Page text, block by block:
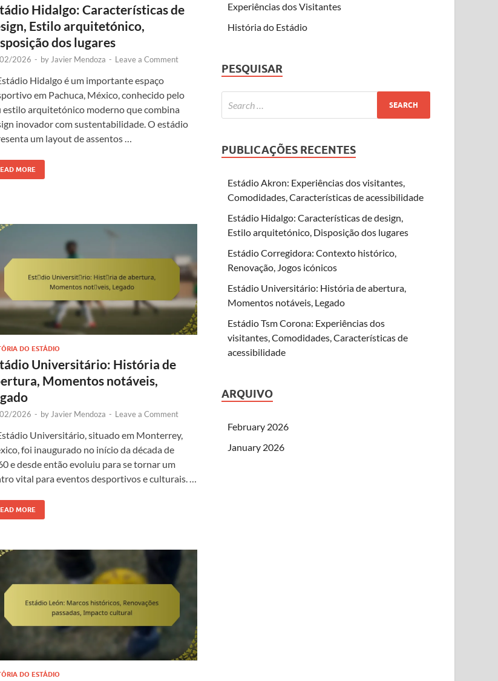
Hidalgo: Características de
Estilo arquitetónico,
dos lugares
2026 - byJavier Mendoza - Leave a Comment
Hidalgo é um importante espaço
em Pachuca, México, conhecido pelo
estilo arquitetónico moderno que combina
inovador com sustentabilidade. O estádio
um layout de assentos …
MORE
DO ESTÁDIO
Universitário: História de
Momentos notáveis,
2026 - by Javier Mendoza - Leave a Comment
Universitário, situado em Monterrey,
foi inaugurado no início da década de
e desde então evoluiu para se tornar um
vital para eventos desportivos e culturais. …
MORE
DO ESTÁDIO
Experiências dos Visitantes
História do Estádio
PESQUISAR
PUBLICAÇÕES RECENTES
Estádio Akron: Experiências dos visitantes,
Comodidades, Características de acessibilidade
Estádio Hidalgo: Características de design,
Estilo arquitetónico, Disposição dos lugares
Estádio Corregidora: Contexto histórico,
Renovação, Jogos icónicos
Estádio Universitário: História de abertura,
Momentos notáveis, Legado
Estádio Tsm Corona: Experiências dos
visitantes, Comodidades, Características de
acessibilidade
ARQUIVO
February 2026
January 2026